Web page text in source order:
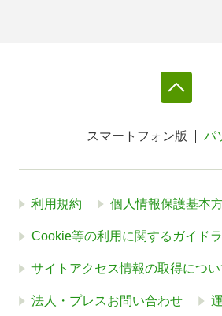
スマートフォン版 パ
利用規約 個人情報保護基本
Cookie等の利用に関するガイド
サイトアクセス情報の取得につい
法人・プレスお問い合わせ